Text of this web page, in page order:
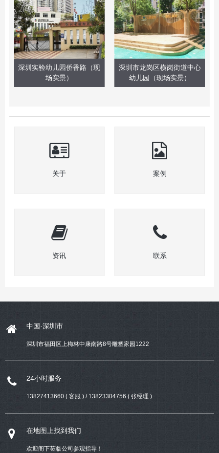
深圳实验幼儿园侨香路（现
场实景）
深圳市龙岗区横岗街道中心
幼儿园（现场实景）
关于 案例
资讯 联系
中国·深圳市
深圳市福田区上梅林中康南路8号雕塑家园1222
24小时服务
13827413660 ( 客服 ) / 13823304756 ( 张经理 )
在地图上找到我们
欢迎阁下莅临公司参观指导！